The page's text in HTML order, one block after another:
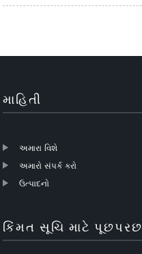
માહિતી
અમારા વિશે
અમારો સંપર્ક કરો
ઉત્પાદનો
કિંમત સૂચિ માટે પૂછપરછ